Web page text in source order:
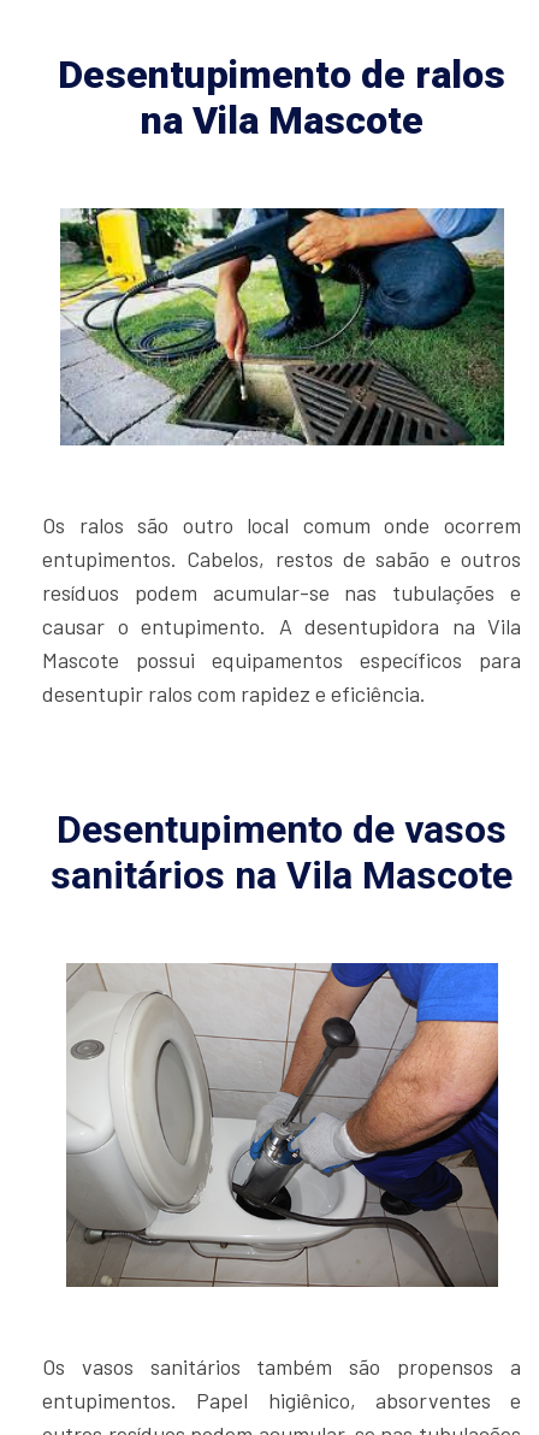
Desentupimento de ralos
na Vila Mascote
Os ralos são outro local comum onde ocorrem
entupimentos. Cabelos, restos de sabão e outros
resíduos podem acumular-se nas tubulações e
causar o entupimento. A desentupidora na Vila
Mascote possui equipamentos específicos para
desentupir ralos com rapidez e eficiência.
Desentupimento de vasos
sanitários na Vila Mascote
Os vasos sanitários também são propensos a
entupimentos. Papel higiênico, absorventes e